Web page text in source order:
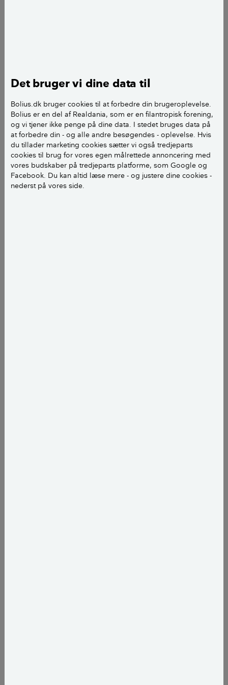
Det bruger vi dine data til
Bolius.dk bruger cookies til at forbedre din brugeroplevelse.
Bolius er en del af Realdania, som er en filantropisk forening,
og vi tjener ikke penge på dine data. I stedet bruges data på
at forbedre din - og alle andre besøgendes - oplevelse. Hvis
du tillader marketing cookies sætter vi også tredjeparts
cookies til brug for vores egen målrettede annoncering med
vores budskaber på tredjeparts platforme, som Google og
Facebook. Du kan altid læse mere - og justere dine cookies -
nederst på vores side.
a noget af det øverste lag sad løst har jeg banket det
væk med en mejlsel. Min plan var at reparere hullet
igen og så male, men jeg har besluttet mig for at jeg
banker det øverste lag af hele gulvet og så lægger et
lag af selvnivellerende beton, som jeg så vil male
med epoxymaling.
Her kommer min tvivl så vidt jeg kan se på nettet (bla.
hos jer) så skal kældervægge kunne ånde så man